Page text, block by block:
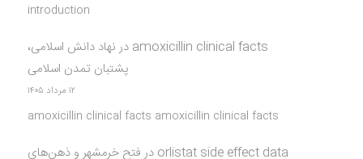
introduction
amoxicillin clinical facts در نهاد دانش اسلامی،
پشتبان تمدن اسلامی
۱۲ مرداد ۱۴۰۵
amoxicillin clinical facts amoxicillin clinical facts
orlistat side effect data درفتح خرمشهر و ذهن‌های